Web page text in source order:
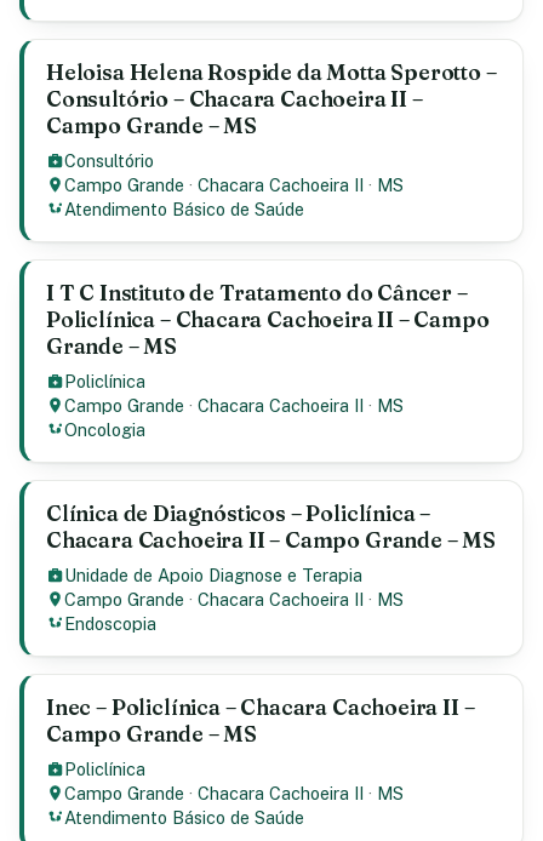
Heloisa Helena Rospide da Motta Sperotto –
Consultório – Chacara Cachoeira II –
Campo Grande – MS
Consultório
Campo Grande ·Chacara Cachoeira II · MS
Atendimento Básico de Saúde
I T C Instituto de Tratamento do Câncer –
Policlínica – Chacara Cachoeira II – Campo
Grande – MS
Policlínica
Campo Grande ·Chacara Cachoeira II · MS
Oncologia
Clínica de Diagnósticos – Policlínica –
Chacara Cachoeira II – Campo Grande – MS
Unidade de Apoio Diagnose e Terapia
Campo Grande ·Chacara Cachoeira II · MS
Endoscopia
Inec – Policlínica – Chacara Cachoeira II –
Campo Grande – MS
Policlínica
Campo Grande ·Chacara Cachoeira II · MS
Atendimento Básico de Saúde